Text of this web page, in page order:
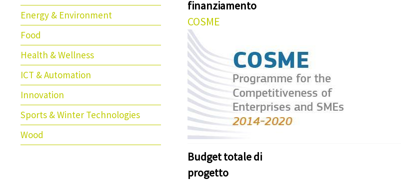
Energy & Environment
Food
Health & Wellness
ICT & Automation
Innovation
Sports & Winter Technologies
Wood
finanziamento
COSME
Budget totale di
progetto